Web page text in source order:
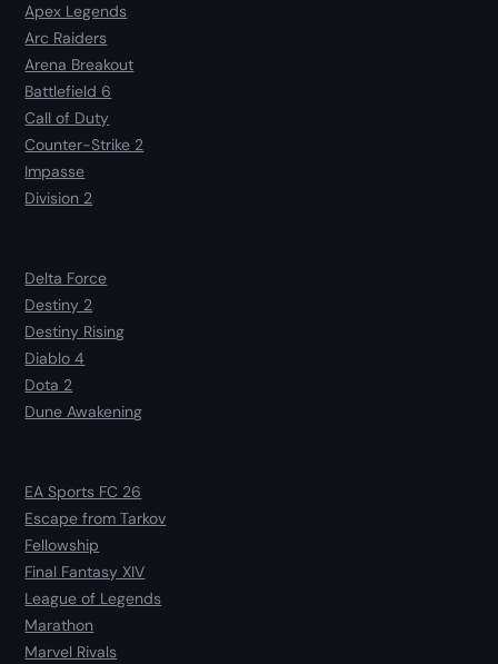
Apex Legends
Arc Raiders
Arena Breakout
Battlefield 6
Call of Duty
Counter-Strike 2
Impasse
Division 2
Delta Force
Destiny 2
Destiny Rising
Diablo 4
Dota 2
Dune Awakening
EA Sports FC 26
Escape from Tarkov
Fellowship
Final Fantasy XIV
League of Legends
Marathon
Marvel Rivals